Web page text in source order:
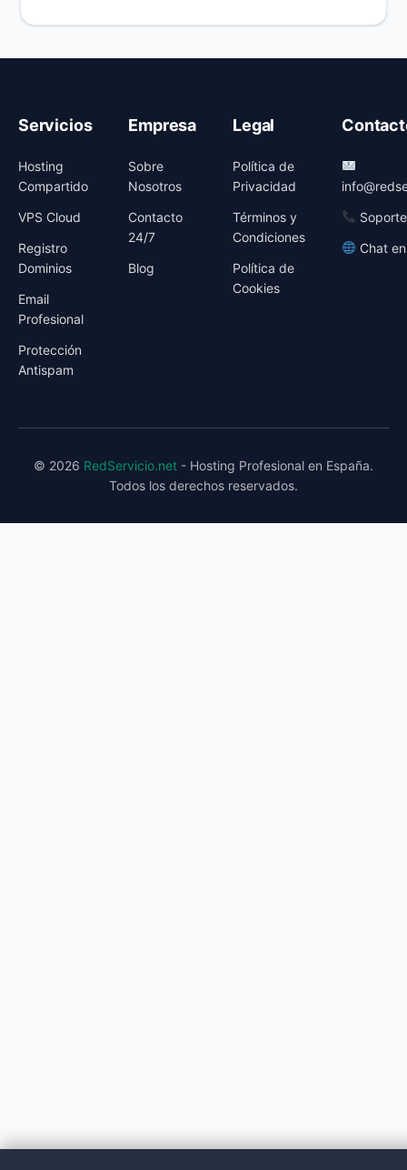
Servicios
Hosting
Compartido
VPS Cloud
Registro
Dominios
Email
Profesional
Protección
Antispam
Empresa
Sobre
Nosotros
Contacto
24/7
Blog
Legal
Política de
Privacidad
Términos y
Condiciones
Política de
Cookies
Chat
© 2026 RedServicio.net - Hosting Profesional en España.
Todos los derechos reservados.